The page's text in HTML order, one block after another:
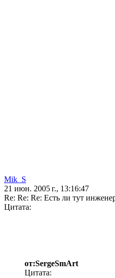
Mik_S
21 июн. 2005 г., 13:16:47
Re: Re: Re: Есть ли тут
Цитата:
от:SergeSmArt
Цитата: